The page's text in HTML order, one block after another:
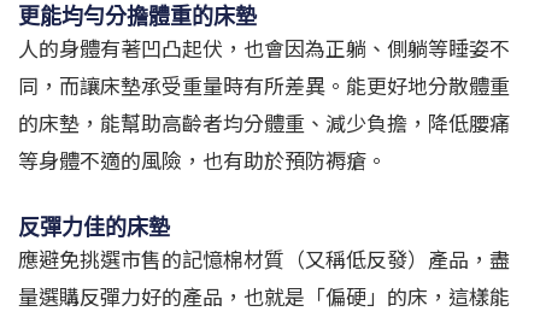
更能均勻分擔體重的床墊
人的身體有著凹凸起伏，也會因為正躺、側躺等睡姿不
同，而讓床墊承受重量時有所差異。能更好地分散體重
的床墊，能幫助高齡者均分體重、減少負擔，降低腰痛
等身體不適的風險，也有助於預防褥瘡。
反彈力佳的床墊
應避免挑選市售的記憶棉材質（又稱低反發）產品，盡
量選購反彈力好的產品，也就是「偏硬」的床，這樣能